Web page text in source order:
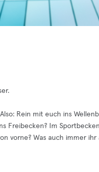
Rein mit euch ins
Freibecken? Im
vorne? Was auch immer